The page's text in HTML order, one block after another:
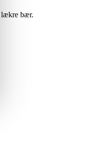
lækre bær.